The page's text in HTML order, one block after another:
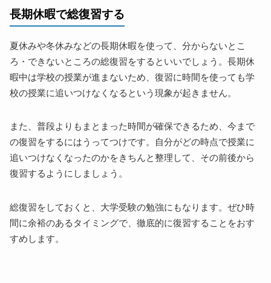
長期休暇で総復習する
夏休みや冬休みなどの長期休暇を使って、分からないとこ
ろ・できないところの総復習をするといいでしょう。長期休
暇中は学校の授業が進まないため、復習に時間を使っても学
校の授業に追いつけなくなるという現象が起きません。
また、普段よりもまとまった時間が確保できるため、今まで
の復習をするにはうってつけです。自分がどの時点で授業に
追いつけなくなったのかをきちんと整理して、その前後から
復習するようにしましょう。
総復習をしておくと、大学受験の勉強にもなります。ぜひ時
間に余裕のあるタイミングで、徹底的に復習することをおす
すめします。